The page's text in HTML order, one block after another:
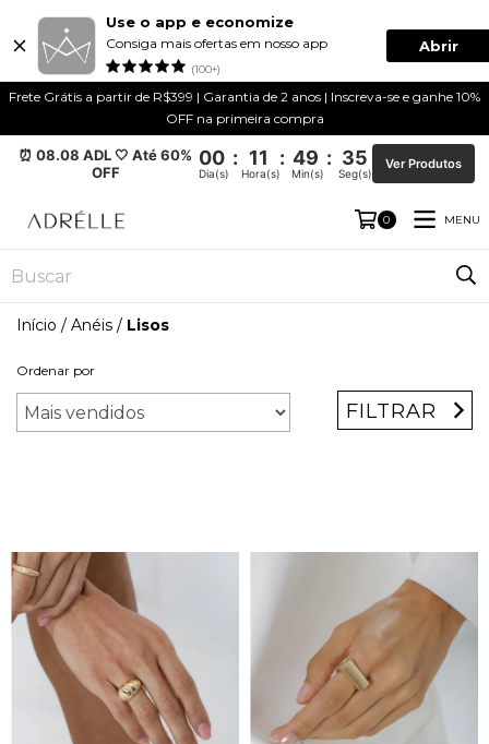
Use o app e economize
Consiga mais ofertas em nosso app
(100+)
Abrir
Frete Grátis a partir de R$399 | Garantia de 2 anos | Inscreva-se e ganhe 10%
OFF na primeira compra
⏰ 08.08 ADL 🤍 Até 60%
OFF
00 : 11 : 49 : 35
Dia(s) Hora(s) Min(s) Seg(s)
Ver Produtos
0 MENU
Início / Anéis / Lisos
Ordenar por
FILTRAR